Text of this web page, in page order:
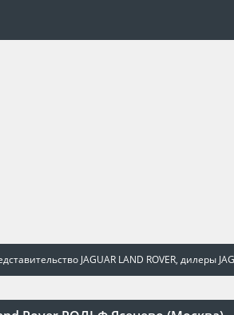
JAGUAR LAND ROVER, дилеры